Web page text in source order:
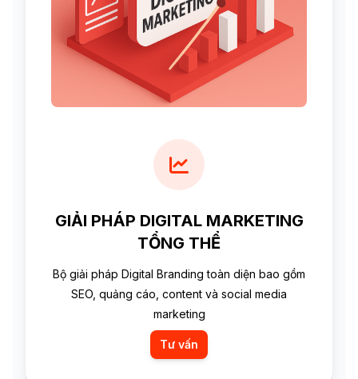
GIẢI PHÁP DIGITAL MARKETING
TỔNG THỂ
Bộ giải pháp Digital Branding toàn diện bao gồm
SEO, quảng cáo, content và social media
marketing
Tư vấn